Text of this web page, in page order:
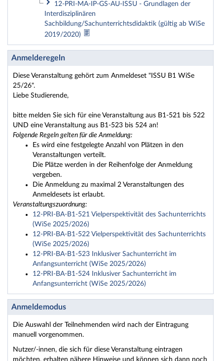
12-PRI-MA-IP-GS-AU-ISSU - Grundlagen der
Interdisziplinären
Sachbildung/Sachunterrichtsdidaktik (gültig ab WiSe
2019/2020)
Anmelderegeln
Diese Veranstaltung gehört zum Anmeldeset "ISSU B1 WiSe
25/26".
Liebe Studierende,
bitte melden Sie sich für eine Veranstaltung aus B1-521 bis 522
UND eine Veranstaltung aus B1-523 bis 524 an!
Folgende Regeln gelten für die Anmeldung:
Es wird eine festgelegte Anzahl von Plätzen in den
Veranstaltungen verteilt.
Die Plätze werden in der Reihenfolge der Anmeldung
vergeben.
Die Anmeldung zu maximal 2 Veranstaltungen des
Anmeldesets ist erlaubt.
Veranstaltungszuordnung:
12-PRI-BA-B1-521 Vielperspektivität des Sachunterrichts
(WiSe 2025/2026)
12-PRI-BA-B1-522 Vielperspektivität des Sachunterrichts
(WiSe 2025/2026)
12-PRI-BA-B1-523 Inklusiver Sachunterricht im
Anfangsunterricht (WiSe 2025/2026)
12-PRI-BA-B1-524 Inklusiver Sachunterricht im
Anfangsunterricht (WiSe 2025/2026)
Anmeldemodus
Die Auswahl der Teilnehmenden wird nach der Eintragung
manuell vorgenommen.
Nutzer/-innen, die sich für diese Veranstaltung eintragen
möchten, erhalten nähere Hinweise und können sich dann noch